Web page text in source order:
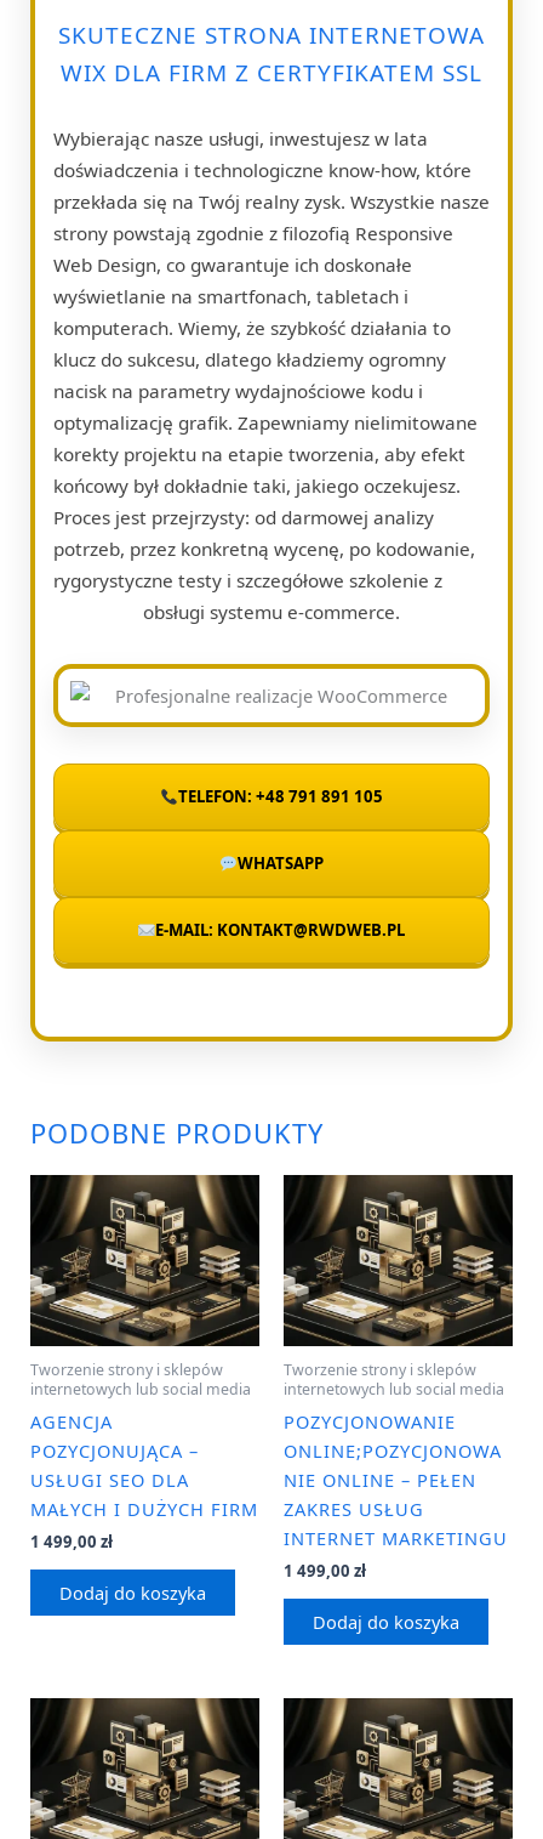
SKUTECZNE STRONA INTERNETOWA
WIX DLA FIRM Z CERTYFIKATEM SSL
Wybierając nasze usługi, inwestujesz w lata
doświadczenia i technologiczne know-how, które
przekłada się na Twój realny zysk. Wszystkie nasze
strony powstają zgodnie z filozofią Responsive
Web Design, co gwarantuje ich doskonałe
wyświetlanie na smartfonach, tabletach i
komputerach. Wiemy, że szybkość działania to
klucz do sukcesu, dlatego kładziemy ogromny
nacisk na parametry wydajnościowe kodu i
optymalizację grafik. Zapewniamy nielimitowane
korekty projektu na etapie tworzenia, aby efekt
końcowy był dokładnie taki, jakiego oczekujesz.
Proces jest przejrzysty: od darmowej analizy
potrzeb, przez konkretną wycenę, po kodowanie,
rygorystyczne testy i szczegółowe szkolenie z
obsługi systemu e-commerce.
TELEFON: +48 791 891 105
WHATSAPP
E-MAIL: KONTAKT@RWDWEB.PL
PODOBNE PRODUKTY
Tworzenie strony i sklepów
internetowych lub social media
AGENCJA
POZYCJONUJĄCA –
USŁUGI SEO DLA
MAŁYCH I DUŻYCH FIRM
1 499,00 zł
Dodaj do koszyka
Tworzenie strony i sklepów
internetowych lub social media
POZYCJONOWANIE
ONLINE;POZYCJONOWA
NIE ONLINE – PEŁEN
ZAKRES USŁUG
INTERNET MARKETINGU
1 499,00 zł
Dodaj do koszyka